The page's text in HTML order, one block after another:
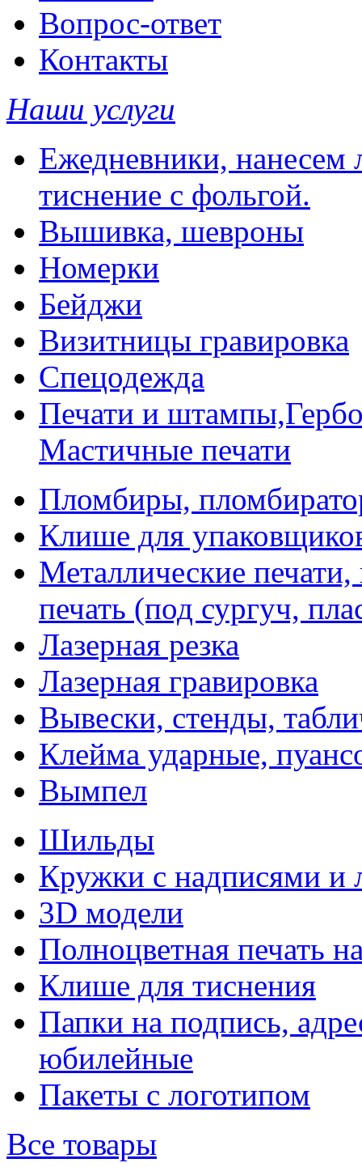
Вопрос-ответ
Контакты
Наши услуги
Ежедневники, нанесем
тиснение с фольгой.
Вышивка, шевроны
Номерки
Бейджи
Визитницы гравировка
Спецодежда
Печати и
Мастичные печати
Пломбиры,
Клише для
Металлические
печать (под сургуч,
Лазерная резка
Лазерная гравировка
Вывески, стенды,
Клейма ударные,
Вымпел
Шильды
Кружки с надписями и
3D модели
Полноцветная печать
Клише для тиснения
Папки на подпись,
юбилейные
Пакеты с логотипом
Все товары